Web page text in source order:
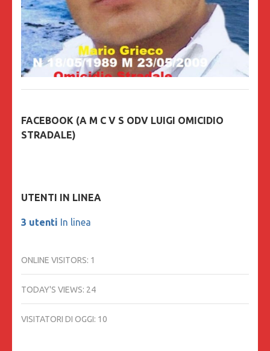
FACEBOOK (A M C V S ODV LUIGI OMICIDIO
STRADALE)
UTENTI IN LINEA
3 utenti In linea
ONLINE VISITORS: 1
TODAY'S VIEWS: 24
VISITATORI DI OGGI: 10